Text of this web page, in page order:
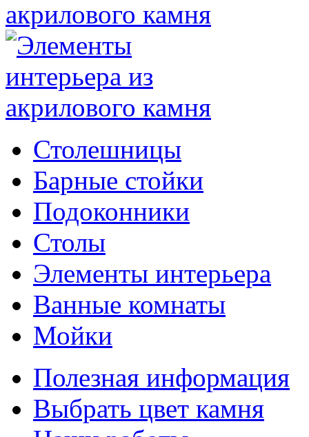
Столешницы
Барные стойки
Подоконники
Столы
Элементы интерьера
Ванные комнаты
Мойки
Полезная информация
Выбрать цвет камня